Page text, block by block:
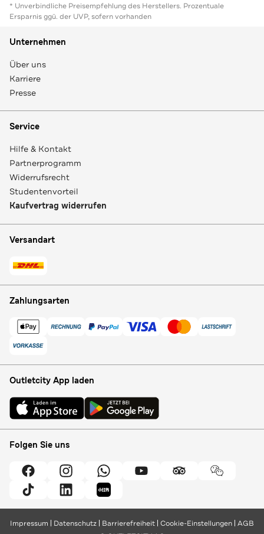
* Unverbindliche Preisempfehlung des Herstellers. Prozentuale
Ersparnis ggü. der UVP, sofern vorhanden
Unternehmen
Über uns
Karriere
Presse
Service
Hilfe & Kontakt
Partnerprogramm
Widerrufsrecht
Studentenvorteil
Kaufvertrag widerrufen
Versandart
Zahlungsarten
Outletcity App laden
Folgen Sie uns
Impressum Datenschutz Barrierefreiheit Cookie-Einstellungen AGB